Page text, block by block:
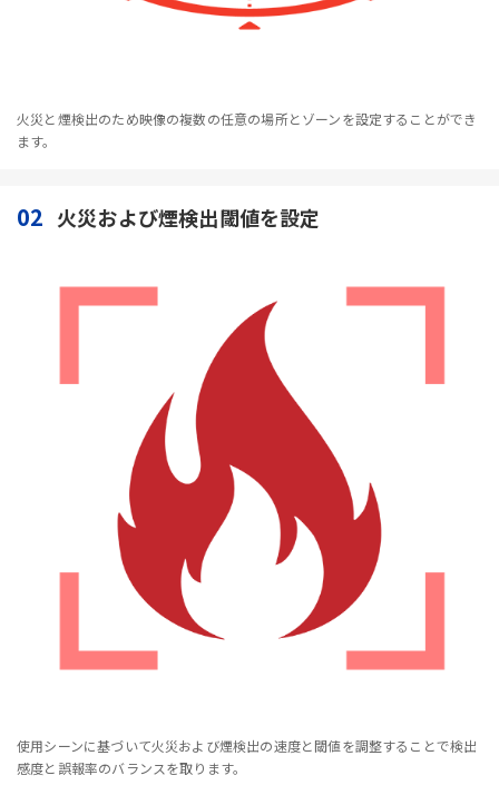
火災と煙検出のため映像の複数の任意の場所とゾーンを設定することができ
ます。
02 火災および煙検出閾値を設定
使用シーンに基づいて火災および煙検出の速度と閾値を調整することで検出
感度と誤報率のバランスを取ります。